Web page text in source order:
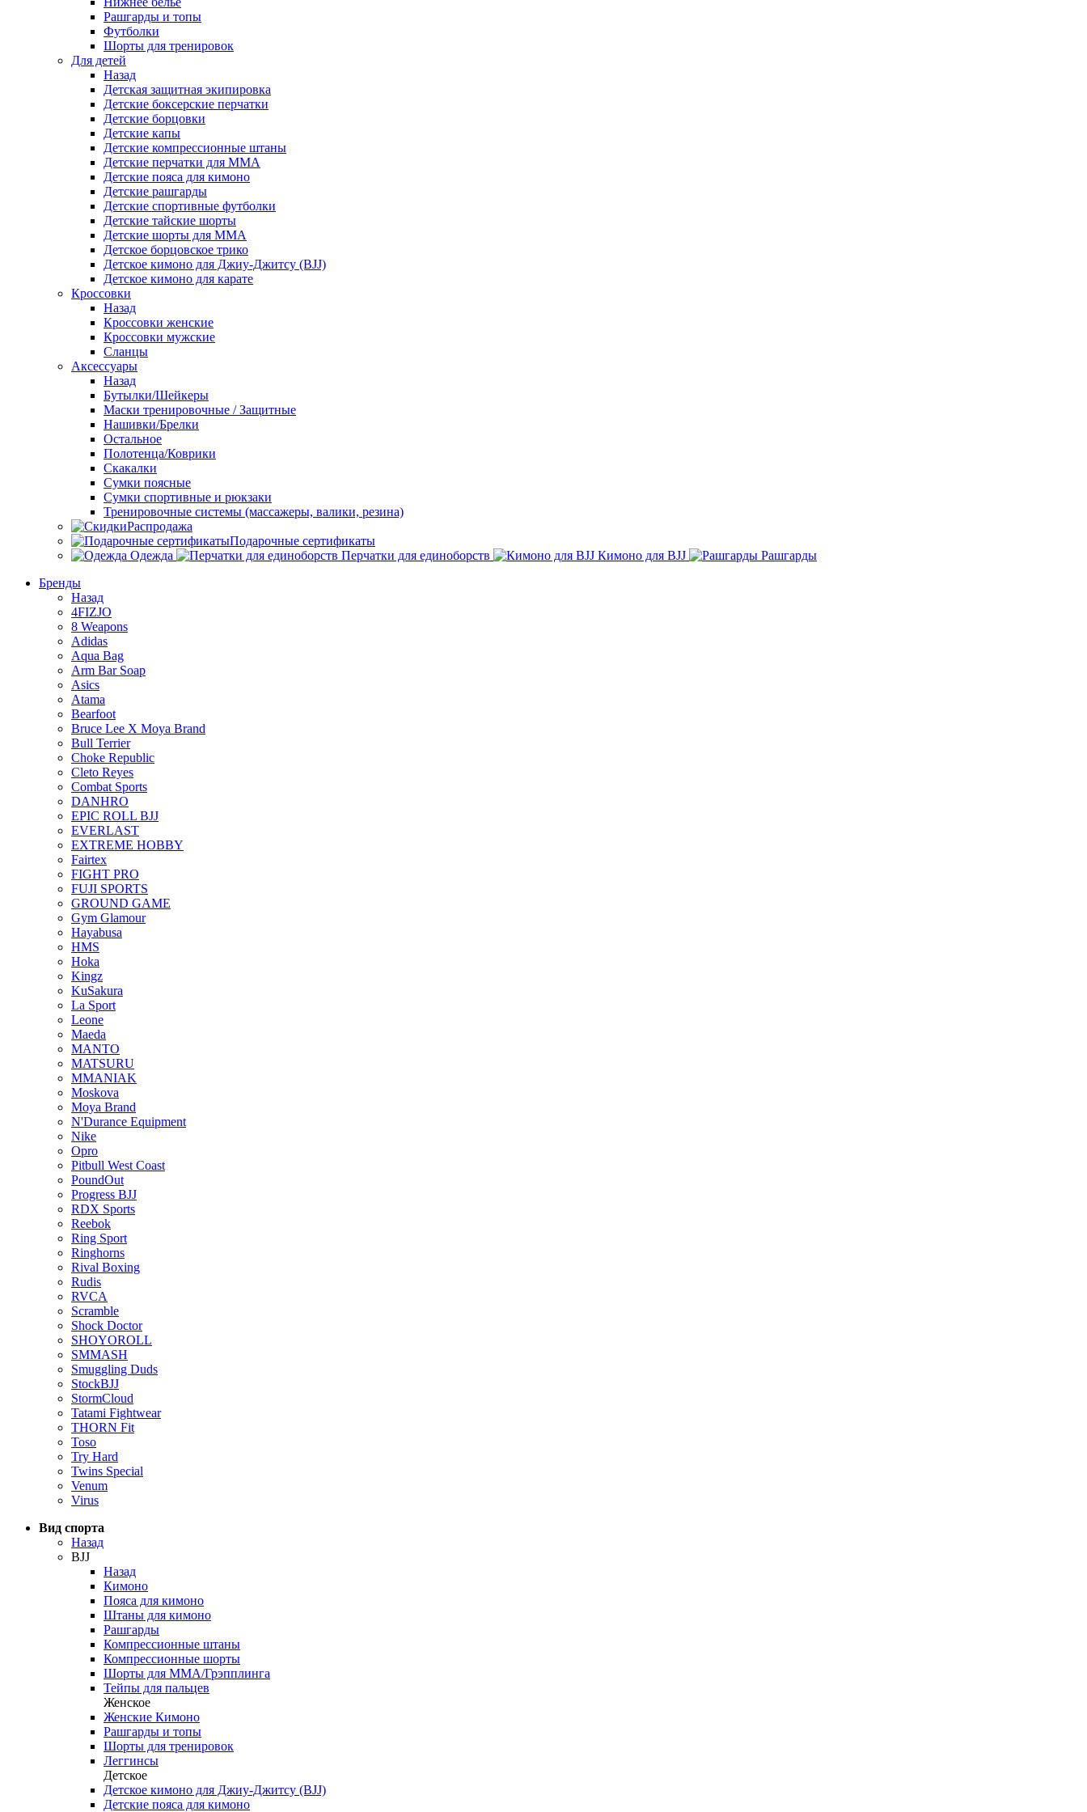
Рашгарды и топы
Футболки
Шорты для тренировок
Для детей
Назад
Детская защитная экипировка
Детские боксерские перчатки
Детские борцовки
Детские капы
Детские компрессионные штаны
Детские перчатки для ММА
Детские пояса для кимоно
Детские рашгарды
Детские спортивные футболки
Детские тайские шорты
Детские шорты для ММА
Детское борцовское трико
Детское кимоно для Джиу-Джитсу (BJJ)
Детское кимоно для карате
Кроссовки
Назад
Кроссовки женские
Кроссовки мужские
Сланцы
Аксессуары
Назад
Бутылки/Шейкеры
Маски тренировочные / Защитные
Нашивки/Брелки
Остальное
Полотенца/Коврики
Скакалки
Сумки поясные
Сумки спортивные и рюкзаки
Тренировочные системы (массажеры, валики, резина)
Распродажа
Подарочные сертификаты
Одежда
Перчатки для единоборств Кимоно для BJJ
Рашгарды
Бренды
Назад
4FIZJO
8 Weapons
Adidas
Aqua Bag
Arm Bar Soap
Asics
Atama
Bearfoot
Bruce Lee X Moya Brand
Bull Terrier
Choke Republic
Cleto Reyes
Combat Sports
DANHRO
EPIC ROLL BJJ
EVERLAST
EXTREME HOBBY
Fairtex
FIGHT PRO
FUJI SPORTS
GROUND GAME
Gym Glamour
Hayabusa
HMS
Hoka
Kingz
KuSakura
La Sport
Leone
Maeda
MANTO
MATSURU
MMANIAK
Moskova
Moya Brand
N'Durance Equipment
Nike
Opro
Pitbull West Coast
PoundOut
Progress BJJ
RDX Sports
Reebok
Ring Sport
Ringhorns
Rival Boxing
Rudis
RVCA
Scramble
Shock Doctor
SHOYOROLL
SMMASH
Smuggling Duds
StockBJJ
StormCloud
Tatami Fightwear
THORN Fit
Toso
Try Hard
Twins Special
Venum
Virus
Вид спорта
Назад
BJJ
Назад
Кимоно
Пояса для кимоно
Штаны для кимоно
Рашгарды
Компрессионные штаны
Компрессионные шорты
Шорты для ММА/Грэпплинга
Тейпы для пальцев
Женское
Женские Кимоно
Рашгарды и топы
Шорты для тренировок
Леггинсы
Детское
Детское кимоно для Джиу-Джитсу (BJJ)
Детские пояса для кимоно